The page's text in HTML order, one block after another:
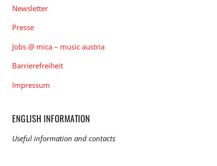
Newsletter
Presse
Jobs @ mica – music austria
Barrierefreiheit
Impressum
ENGLISH INFORMATION
Useful information and contacts